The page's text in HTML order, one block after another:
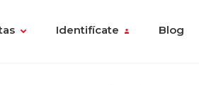
Identifícate Blog